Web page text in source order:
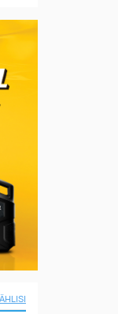
ÄHLISI